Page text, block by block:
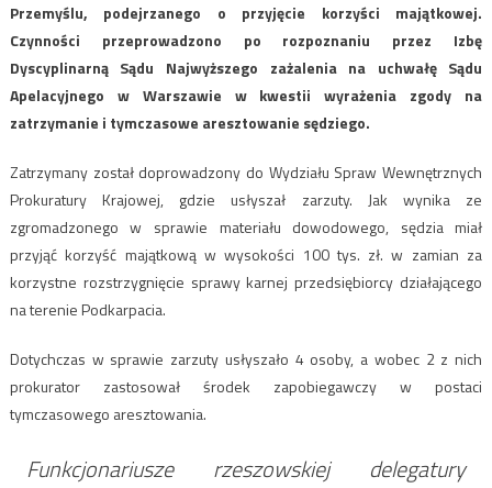
Przemyślu, podejrzanego o przyjęcie korzyści majątkowej.
Czynności przeprowadzono po rozpoznaniu przez Izbę
Dyscyplinarną Sądu Najwyższego zażalenia na uchwałę Sądu
Apelacyjnego w Warszawie w kwestii wyrażenia zgody na
zatrzymanie i tymczasowe aresztowanie sędziego.
Zatrzymany został doprowadzony do Wydziału Spraw Wewnętrznych
Prokuratury Krajowej, gdzie usłyszał zarzuty. Jak wynika ze
zgromadzonego w sprawie materiału dowodowego, sędzia miał
przyjąć korzyść majątkową w wysokości 100 tys. zł. w zamian za
korzystne rozstrzygnięcie sprawy karnej przedsiębiorcy działającego
na terenie Podkarpacia.
Dotychczas w sprawie zarzuty usłyszało 4 osoby, a wobec 2 z nich
prokurator zastosował środek zapobiegawczy w postaci
tymczasowego aresztowania.
Funkcjonariusze rzeszowskiej delegatury